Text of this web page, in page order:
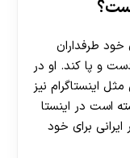
طرفداران
و پا کند. او در
اینستاگرام نیز
است در اینستا
برای خود